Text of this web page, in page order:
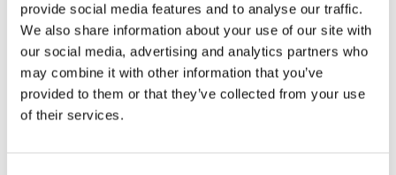
provide social media features and to analyse our traffic.
We also share information about your use of our site with
our social media, advertising and analytics partners who
may combine it with other information that you’ve
provided to them or that they’ve collected from your use
of their services.
需要使用专用的适配器
尺寸最小的MPO连接器
简化的壳体设计，成本更易控制